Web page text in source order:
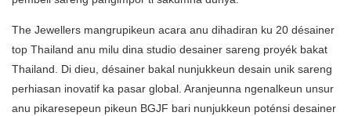
The Jewellers mangrupikeun acara anu dihadiran ku 20 désainer
top Thailand anu milu dina studio desainer sareng proyék bakat
Thailand. Di dieu, désainer bakal nunjukkeun desain unik sareng
perhiasan inovatif ka pasar global. Aranjeunna ngenalkeun unsur
anu pikaresepeun pikeun BGJF bari nunjukkeun poténsi desainer